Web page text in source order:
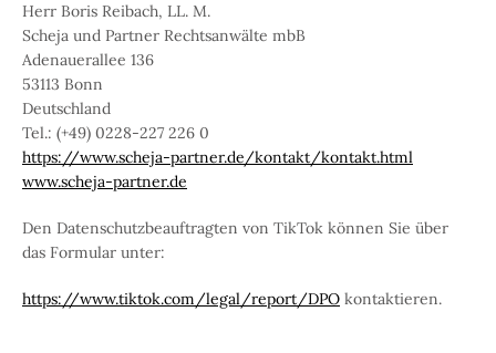
Herr Boris Reibach, LL. M.
Scheja und Partner Rechtsanwälte mbB
Adenauerallee 136
53113 Bonn
Deutschland
Tel.: (+49) 0228-227 226 0
https://www.scheja-partner.de/kontakt/kontakt.html
www.scheja-partner.de
Den Datenschutzbeauftragten von TikTok können Sie über
das Formular unter:
https://www.tiktok.com/legal/report/DPO kontaktieren.